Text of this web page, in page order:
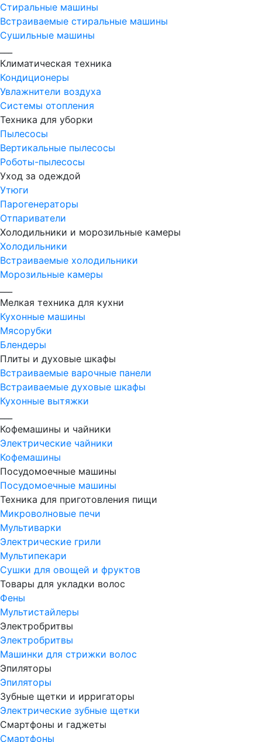
Стиральные машины
Встраиваемые стиральные машины
Сушильные машины
Климатическая техника
Кондиционеры
Увлажнители воздуха
Системы отопления
Техника для уборки
Пылесосы
Вертикальные пылесосы
Роботы-пылесосы
Уход за одеждой
Утюги
Парогенераторы
Отпариватели
Холодильники и морозильные камеры
Холодильники
Встраиваемые холодильники
Морозильные камеры
Мелкая техника для кухни
Кухонные машины
Мясорубки
Блендеры
Плиты и духовые шкафы
Встраиваемые варочные панели
Встраиваемые духовые шкафы
Кухонные вытяжки
Кофемашины и чайники
Электрические чайники
Кофемашины
Посудомоечные машины
Посудомоечные машины
Техника для приготовления пищи
Микроволновые печи
Мультиварки
Электрические грили
Мультипекари
Сушки для овощей и фруктов
Товары для укладки волос
Фены
Мультистайлеры
Электробритвы
Электробритвы
Машинки для стрижки волос
Эпиляторы
Эпиляторы
Зубные щетки и ирригаторы
Электрические зубные щетки
Смартфоны и гаджеты
Смартфоны